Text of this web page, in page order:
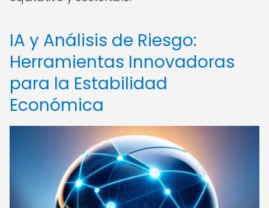
IA y Análisis de Riesgo:
Herramientas Innovadoras
para la Estabilidad
Económica